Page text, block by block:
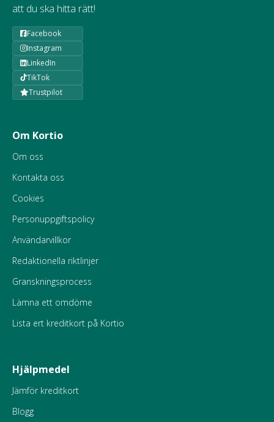
att du ska hitta rätt!
Facebook
Instagram
LinkedIn
TikTok
Trustpilot
Om Kortio
Om oss
Kontakta oss
Cookies
Personuppgiftspolicy
Användarvillkor
Redaktionella riktlinjer
Granskningsprocess
Lämna ett omdöme
Lista ert kreditkort på Kortio
Hjälpmedel
Jämför kreditkort
Blogg